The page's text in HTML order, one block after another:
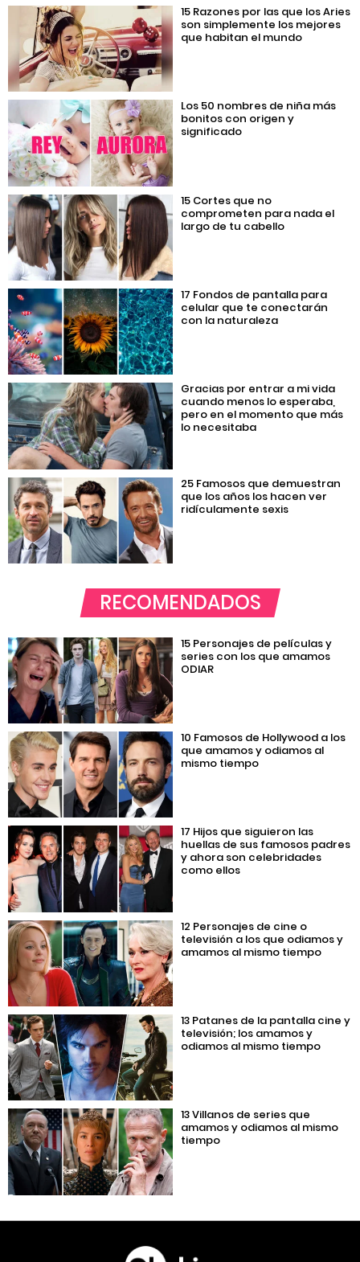
15 Razones por las que los Aries
son simplemente los mejores
que habitan el mundo
Los 50 nombres de niña más
bonitos con origen y
significado
15 Cortes que no
comprometen para nada el
largo de tu cabello
17 Fondos de pantalla para
celular que te conectarán
con la naturaleza
Gracias por entrar a mi vida
cuando menos lo esperaba,
pero en el momento que más
lo necesitaba
25 Famosos que demuestran
que los años los hacen ver
ridículamente sexis
RECOMENDADOS
15 Personajes de películas y
series con los que amamos
ODIAR
10 Famosos de Hollywood a los
que amamos y odiamos al
mismo tiempo
17 Hijos que siguieron las
huellas de sus famosos padres
y ahora son celebridades
como ellos
12 Personajes de cine o
televisión a los que odiamos y
amamos al mismo tiempo
13 Patanes de la pantalla cine y
televisión; los amamos y
odiamos al mismo tiempo
13 Villanos de series que
amamos y odiamos al mismo
tiempo